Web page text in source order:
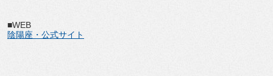
■WEB
陰陽座・公式サイト